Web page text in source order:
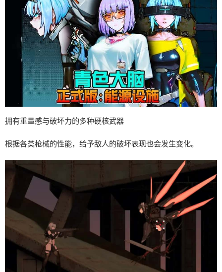
拥有重量感与破坏力的多种硬核武器
根据各类枪械的性能，给予敌人的破坏表现也会发生变化。